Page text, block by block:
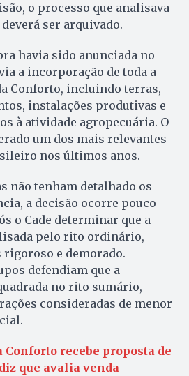
o processo que analisava
ser arquivado.
havia sido anunciada no
a incorporação de toda a
Conforto, incluindo terras,
instalações produtivas e
à atividade agropecuária. O
um dos mais relevantes
nos últimos anos.
não tenham detalhado os
a decisão ocorre pouco
o Cade determinar que a
pelo rito ordinário,
e demorado.
defendiam que a
no rito sumário,
consideradas de menor
Conforto recebe proposta de
que avalia venda